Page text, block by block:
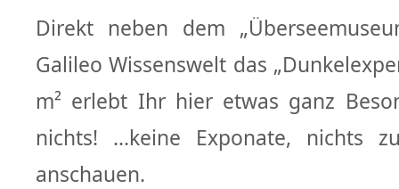
Direkt neben dem
Galileo Wissenswelt das
m² erlebt Ihr hier etwas ganz
nichts! ...keine Exponate, nichts
anschauen.